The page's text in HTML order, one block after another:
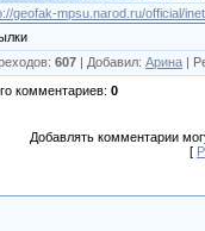
geofak-mpsu.narod.ru/official/
: 607 | Добавил: Арина |
комментариев: 0
Добавлять комментарии
[